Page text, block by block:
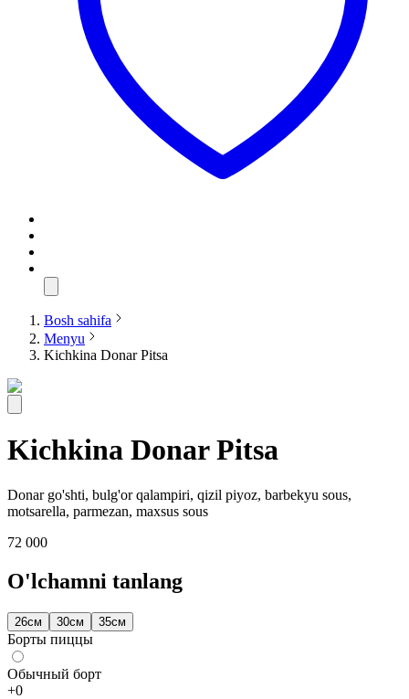
Bosh sahifa
Menyu
Kichkina Donar Pitsa
Kichkina Donar Pitsa
Donar go'shti, bulg'or qalampiri, qizil piyoz, barbekyu sous,
motsarella, parmezan, maxsus sous
72 000
O'lchamni tanlang
26см 30см 35см
Борты пиццы
Обычный борт
+0